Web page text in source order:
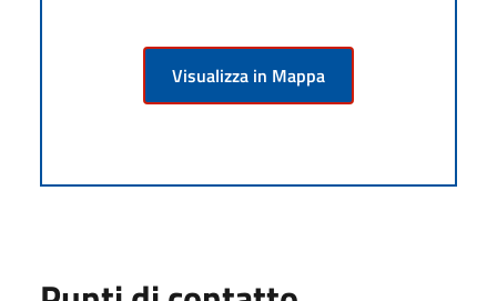
Visualizza in Mappa